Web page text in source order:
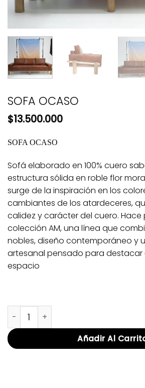
SOFA OCASO
$13.500.000
SOFA OCASO
Sofá elaborado en 100% cuero
estructura sólida en roble flor
surge de la inspiración en los
cambiantes de los atardeceres,
calidez y carácter del cuero.
colección AM, una línea que
nobles, diseño contemporáneo y
artesanal pensado para destacar
espacio
Añadir Al